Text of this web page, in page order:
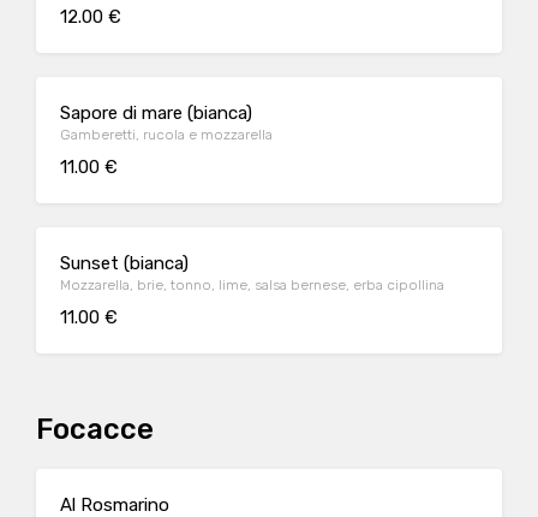
12.00 €
Sapore di mare (bianca)
Gamberetti, rucola e mozzarella
11.00 €
Sunset (bianca)
Mozzarella, brie, tonno, lime, salsa bernese, erba cipollina
11.00 €
Focacce
Al Rosmarino